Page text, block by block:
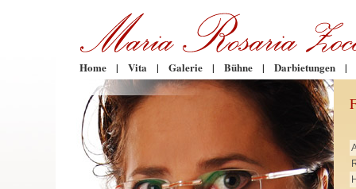
Home | Vita | Galerie | Bühne | Darbietungen |